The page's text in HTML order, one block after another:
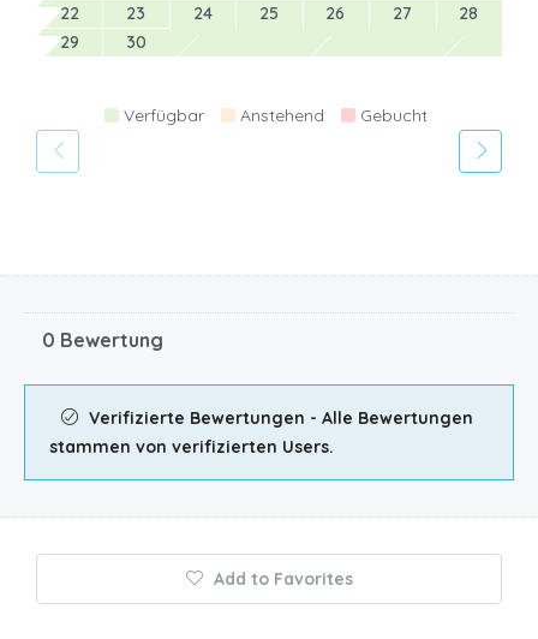
22
23 24 25 26 27
28
29
30
Verfügbar Anstehend Gebucht
0 Bewertung
Verifizierte Bewertungen - Alle Bewertungen
stammen von verifizierten Users.
Add to Favorites